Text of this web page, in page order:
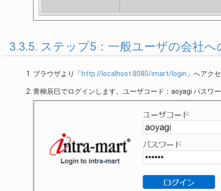
3.3.5. ステップ5：一般ユーザの会社
ブラウザより「 http://localhost:8080/imart/login 」へアク
青柳辰巳でログインします。ユーザコード：aoyagi パスワ